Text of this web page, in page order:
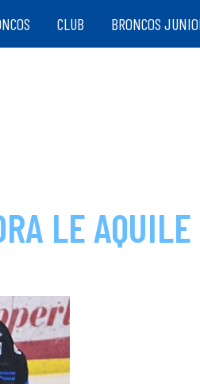
CLUB BRONCOS
LE AQUILE